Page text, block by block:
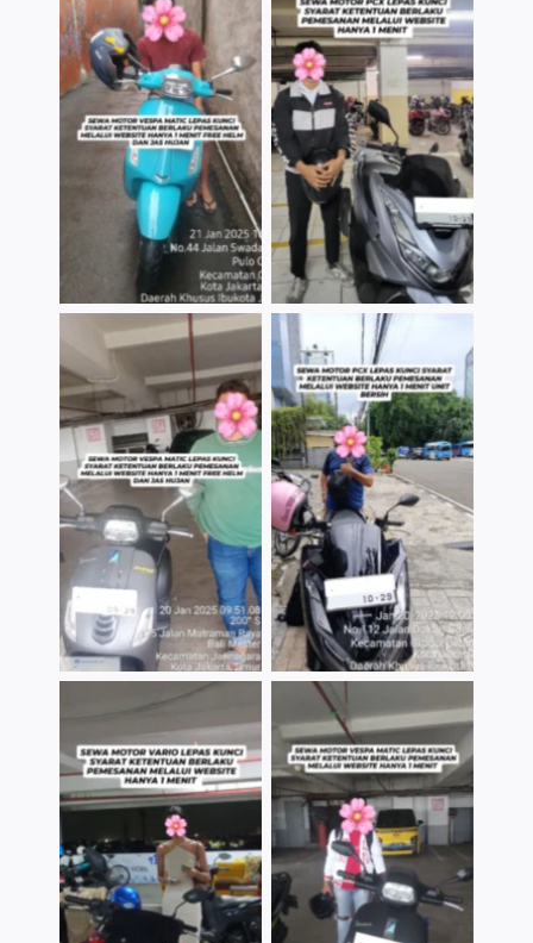
TNo Caption TNo Caption
TNo Caption TNo Caption
TNo Caption TNo Caption